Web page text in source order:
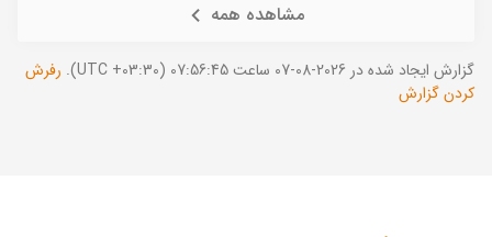
مشاهده همه
گزارش ایجاد شده در 2026-08-07 ساعت 07:56:45 (UTC +03:30).
رفرش
کردن گزارش